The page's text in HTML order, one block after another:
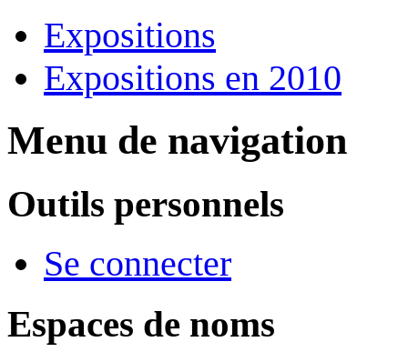
Expositions
Expositions en 2010
Menu de navigation
Outils personnels
Se connecter
Espaces de noms